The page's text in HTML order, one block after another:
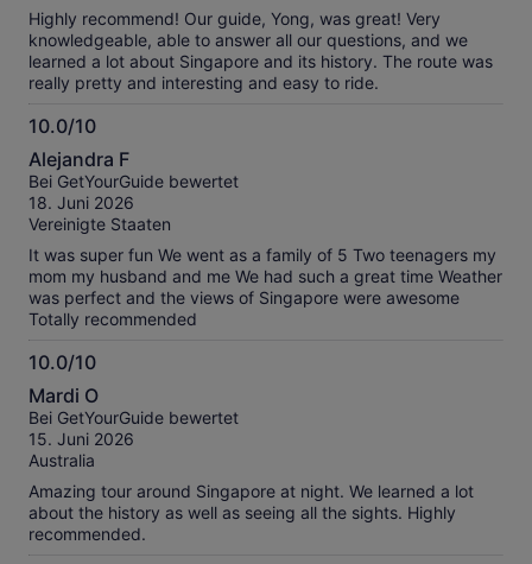
Highly recommend! Our guide, Yong, was great! Very
knowledgeable, able to answer all our questions, and we
learned a lot about Singapore and its history. The route was
really pretty and interesting and easy to ride.
10.0/10
10.0
von
10
Alejandra F
Bei GetYourGuide bewertet
18. Juni 2026
Vereinigte Staaten
It was super fun We went as a family of 5 Two teenagers my
mom my husband and me We had such a great time Weather
was perfect and the views of Singapore were awesome
Totally recommended
10.0/10
10.0
von
10
Mardi O
Bei GetYourGuide bewertet
15. Juni 2026
Australia
Amazing tour around Singapore at night. We learned a lot
about the history as well as seeing all the sights. Highly
recommended.